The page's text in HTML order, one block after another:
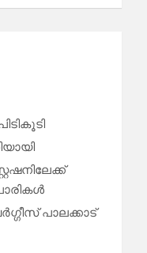
പാലക്കാട്